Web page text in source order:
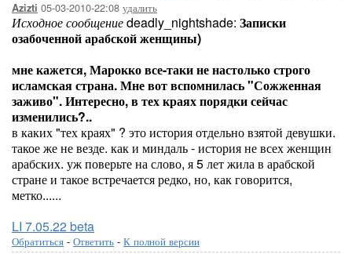
Azizti 05-03-2010-22:08 удалить
Исходное сообщениеdeadly_nightshade: Записки
озабоченной арабской женщины)
мне кажется, Марокко все-таки не настолько строго
исламская страна. Мне вот вспомнилась "Сожженная
заживо". Интересно, в тех краях порядки сейчас
изменились?..
в каких "тех краях" ? это история отдельно взятой девушки.
такое же не везде. как и миндаль - история не всех женщин
арабских. уж поверьте на слово, я 5 лет жила в арабской
стране и такое встречается редко, но, как говорится,
метко......
LI 7.05.22 beta
Обратиться - Ответить - К полной версии